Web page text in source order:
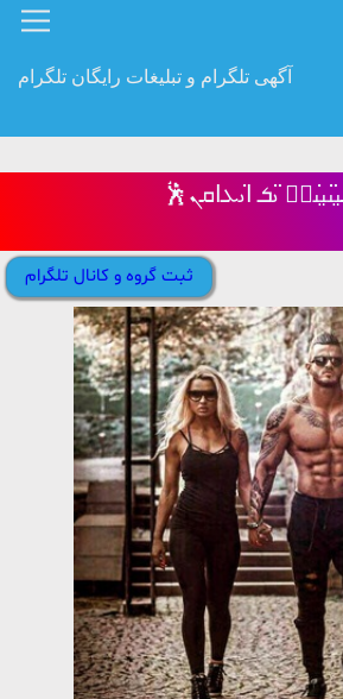
آگهی تلگرام و تبلیغات رایگان تلگرام
ثبت گروه و کانال تلگرام